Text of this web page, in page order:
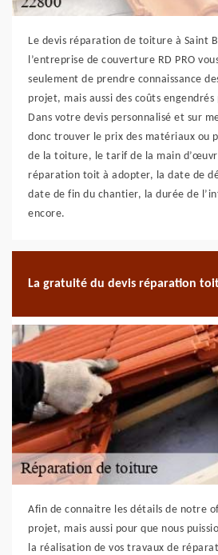
Le devis réparation de toiture à Saint
l’entreprise de couverture RD PRO
seulement de prendre connaissance
projet, mais aussi des coûts
Dans votre devis personnalisé et sur
donc trouver le prix des matériaux ou
de la toiture, le tarif de la main
réparation toit à adopter, la date de
date de fin du chantier, la durée de
encore.
La gratuité du devis réparation
Afin de connaitre les détails de notre
projet, mais aussi pour que nous
la réalisation de vos travaux de